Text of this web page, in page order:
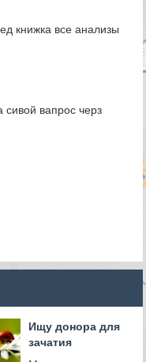
книжка все анализы
сивой вапрос черз
Ищу донора для
зачатия